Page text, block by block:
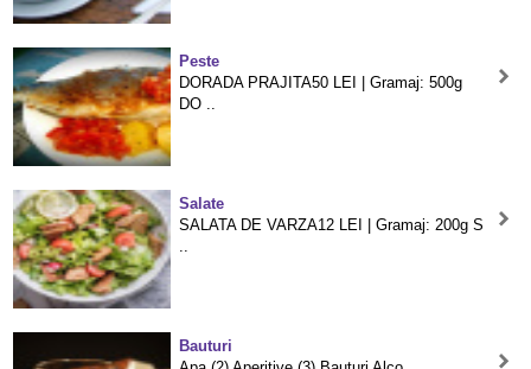
Peste
DORADA PRAJITA50 LEI | Gramaj: 500g
DO ..
Salate
SALATA DE VARZA12 LEI | Gramaj: 200g S
Bauturi